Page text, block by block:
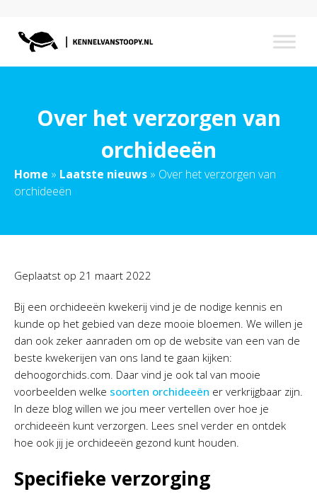
Over het verzorgen van
orchideeën
Home » Laatste nieuws » Over het verzorgen van
orchideeën
Geplaatst op 21 maart 2022
Bij een orchideeën kwekerij vind je de nodige kennis en
kunde op het gebied van deze mooie bloemen. We willen je
dan ook zeker aanraden om op de website van een van de
beste kwekerijen van ons land te gaan kijken:
dehoogorchids.com. Daar vind je ook tal van mooie
voorbeelden welke soorten orchideeën er verkrijgbaar zijn.
In deze blog willen we jou meer vertellen over hoe je
orchideeën kunt verzorgen. Lees snel verder en ontdek
hoe ook jij je orchideeën gezond kunt houden.
Specifieke verzorging